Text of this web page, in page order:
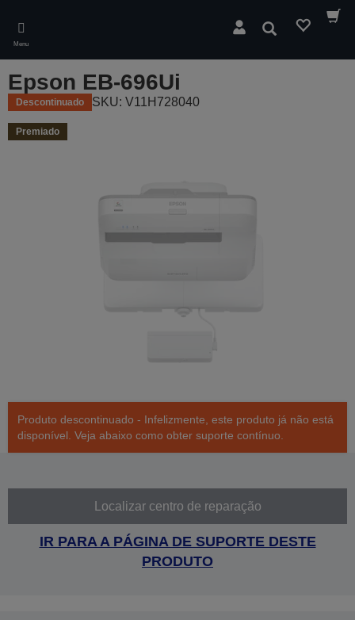
main
content
Menu
Pesquisar
Epson EB-696Ui
Descontinuado SKU: V11H728040
Premiado
Produto descontinuado - Infelizmente, este produto já não está
disponível. Veja abaixo como obter suporte contínuo.
Localizar centro de reparação
IR PARA A PÁGINA DE SUPORTE DESTE
PRODUTO